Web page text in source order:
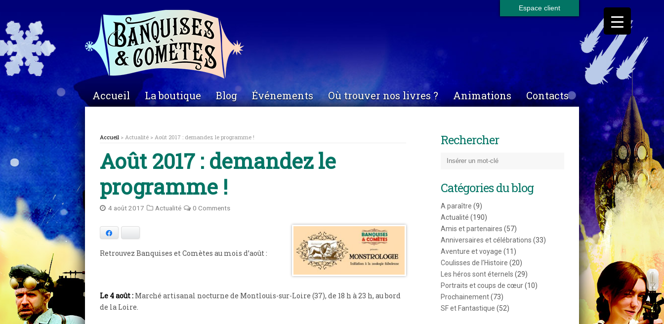
Espace client
Accueil La boutique Blog Événements Où trouver nos livres ? Animations Contacts
Accueil > Actualité > Août 2017 : demandez le programme !
Août 2017 : demandez le
programme !
4 août 2017 Actualité 0 Comments
Retrouvez Banquises et Comètes au mois d’août :
Le 4 août : Marché artisanal nocturne de Montlouis-sur-Loire (37), de 18 h à 23 h, au bord
de la Loire.
Rechercher
Catégories du blog
A paraître (9)
Actualité (190)
Amis et partenaires (57)
Anniversaires et célébrations (33)
Aventure et voyage (11)
Coulisses de l’Histoire (20)
Les héros sont éternels (29)
Portraits et coups de cœur(10)
Prochainement(73)
SF et Fantastique (52)